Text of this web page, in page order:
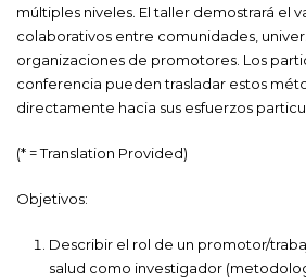
múltiples niveles. El taller demostrará el
colaborativos entre comunidades,
organizaciones de promotores. Los
conferencia pueden trasladar estos
directamente hacia sus esfuerzos
(* = Translation Provided)
Objetivos:
Describir el rol de un promotor/
salud como investigador